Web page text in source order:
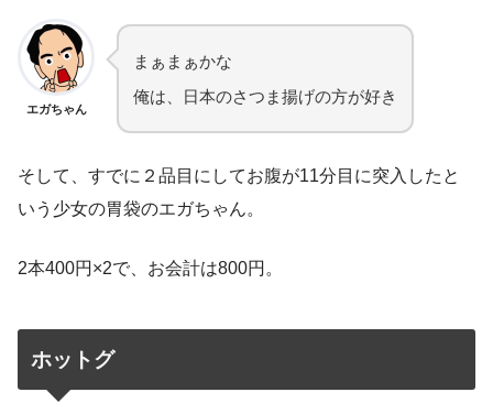
エガちゃん
まぁまぁかな
俺は、日本のさつま揚げの方が好き
そして、すでに２品目にしてお腹が11分目に突入したと
いう少女の胃袋のエガちゃん。
2本400円×2で、お会計は800円。
ホットグ